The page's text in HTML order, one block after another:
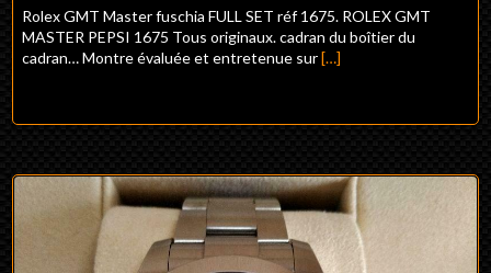
Rolex GMT Master fuschia FULL SET réf 1675. ROLEX GMT
MASTER PEPSI 1675 Tous originaux. cadran du boîtier du
cadran… Montre évaluée et entretenue sur[…]